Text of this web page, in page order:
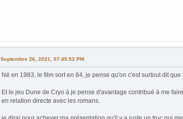
Septembre 26, 2021, 07:45:52 PM
Né en 1983, le film sort en 84, je pense qu'on c'est surtout dit
Et le jeu Dune de Cryo à je pense d'avantage contribué à me
en relation directe avec les romans.